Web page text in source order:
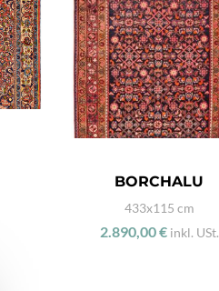
BORCHALU
433x115 cm
2.890,00 € inkl. USt.